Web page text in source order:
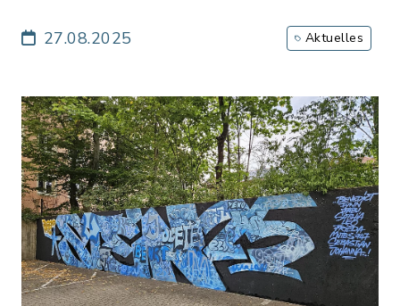
27.08.2025 Aktuelles